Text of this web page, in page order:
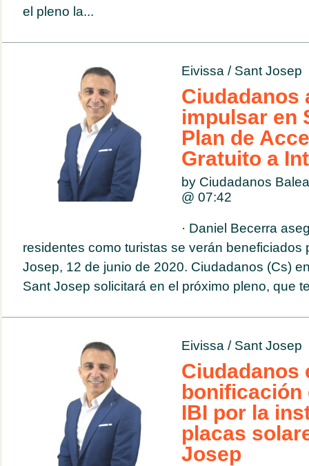
el pleno la...
Eivissa / Sant Josep
Ciudadanos
impulsar en
Plan de
Gratuito a
by Ciudadanos
@ 07:42
· Daniel Becerra
residentes como turistas se verán beneficiados
Josep, 12 de junio de 2020. Ciudadanos (Cs)
Sant Josep solicitará en el próximo pleno, que
Eivissa / Sant Josep
Ciudadanos
bonificación
IBI por la
placas
Josep